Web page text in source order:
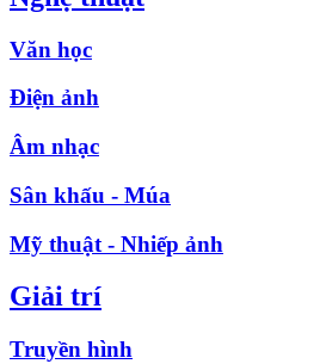
Văn học
Điện ảnh
Âm nhạc
Sân khấu - Múa
Mỹ thuật - Nhiếp ảnh
Giải trí
Truyền hình